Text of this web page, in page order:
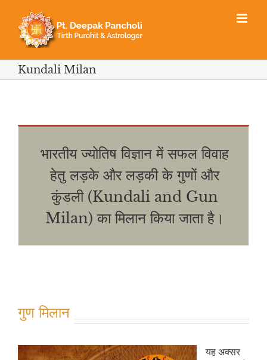
content
Kundali Milan
भारतीय ज्योतिष विज्ञान में सफल विवाह
हेतु लड़के और लड़की के गुणों और
कुंडली (Kundali and Gun
Milan) का मिलान किया जाता है।
गुण मिलान
यह अक्सर